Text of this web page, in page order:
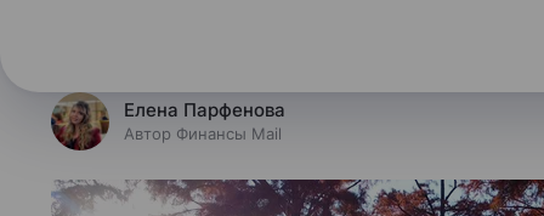
России», член ФПС партии
Елена Парфенова
Автор Финансы Mail